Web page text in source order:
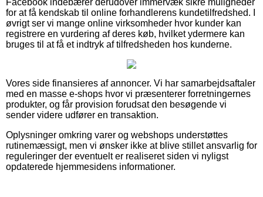
for at få kendskab til online forhandlerens kundetilfredshed. I
øvrigt ser vi mange online virksomheder hvor kunder kan
registrere en vurdering af deres køb, hvilket ydermere kan
bruges til at få et indtryk af tilfredsheden hos kunderne.
Vores side finansieres af annoncer. Vi har samarbejdsaftaler
med en masse e-shops hvor vi præsenterer forretningernes
produkter, og får provision forudsat den besøgende vi
sender videre udfører en transaktion.
Oplysninger omkring varer og webshops understøttes
rutinemæssigt, men vi ønsker ikke at blive stillet ansvarlig for
reguleringer der eventuelt er realiseret siden vi nyligst
opdaterede hjemmesidens informationer.